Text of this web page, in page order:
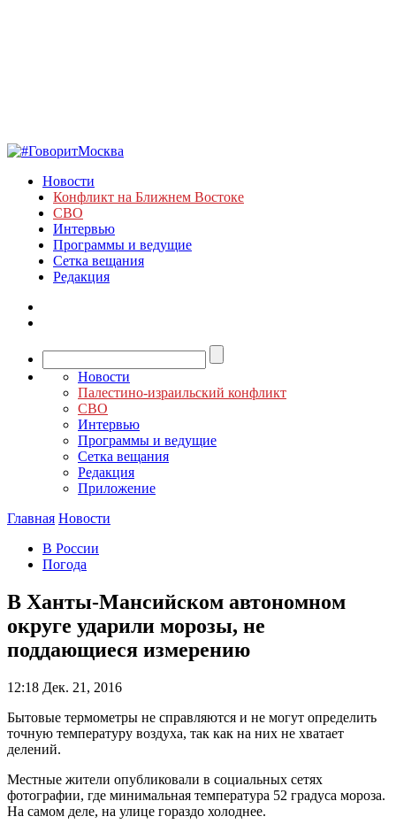
Новости
Конфликт на Ближнем Востоке
СВО
Интервью
Программы и ведущие
Сетка вещания
Редакция
Новости
Палестино-израильский конфликт
СВО
Интервью
Программы и ведущие
Сетка вещания
Редакция
Приложение
Главная Новости
В России
Погода
В Ханты-Мансийском автономном
округе ударили морозы, не
поддающиеся измерению
12:18 Дек. 21, 2016
Бытовые термометры не справляются и не могут определить
точную температуру воздуха, так как на них не хватает
делений.
Местные жители опубликовали в социальных сетях
фотографии, где минимальная температура 52 градуса мороза.
На самом деле, на улице гораздо холоднее.